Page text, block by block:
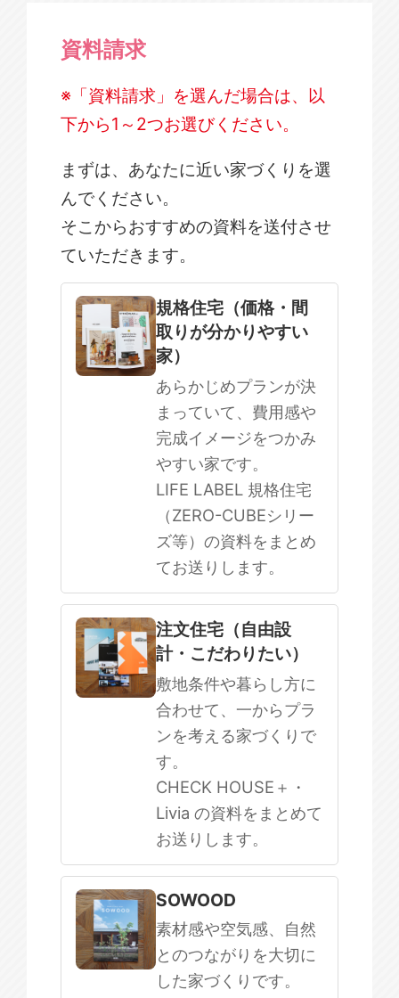
資料請求
※「資料請求」を選んだ場合は、以
下から1～2つお選びください。
まずは、あなたに近い家づくりを選
んでください。
そこからおすすめの資料を送付させ
ていただきます。
規格住宅
注文住宅
SOWOOD
まだ何も決まっていない
規格住宅（価格・間
取りが分かりやすい
家）
あらかじめプランが決
まっていて、費用感や
完成イメージをつかみ
やすい家です。
LIFE LABEL 規格住宅
（ZERO-CUBEシリー
ズ等）の資料をまとめ
てお送りします。
注文住宅（自由設
計・こだわりたい）
敷地条件や暮らし方に
合わせて、一からプラ
ンを考える家づくりで
す。
CHECK HOUSE＋・
Livia の資料をまとめて
お送りします。
SOWOOD
素材感や空気感、自然
とのつながりを大切に
した家づくりです。